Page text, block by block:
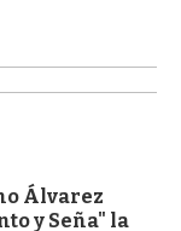
Álvarez
y Seña" la